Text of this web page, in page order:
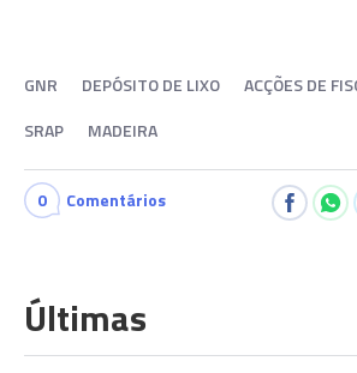
GNR DEPÓSITO DE LIXO
ACÇÕES DE
SRAP
MADEIRA
0 Comentários
Últimas